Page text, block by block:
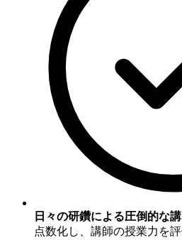
日々の研鑽による圧倒的な
点数化し、講師の授業力を